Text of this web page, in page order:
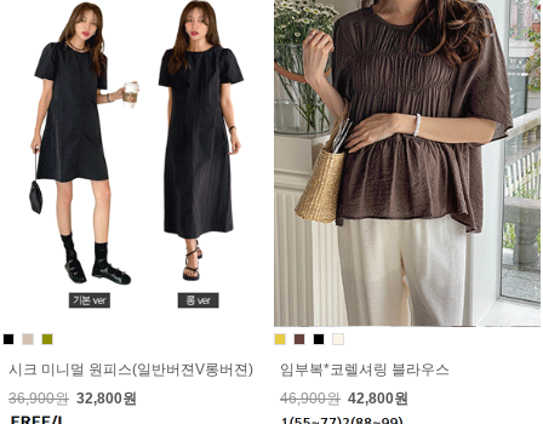
시크 미니멀 원피스(일반버젼V롱버젼)
36,900원 32,800원
임부복*코렐셔링 블라우스
46,900원 42,800원